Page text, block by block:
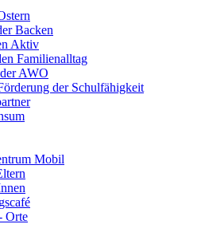
Backen
Aktiv
Familienalltag
AWO
der Schulfähigkeit
Mobil
Orte